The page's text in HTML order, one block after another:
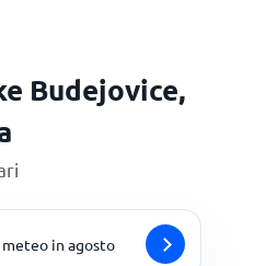
Budejovice,
in agosto